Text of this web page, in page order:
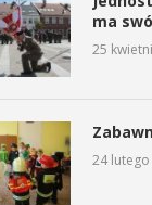
ma
25
24